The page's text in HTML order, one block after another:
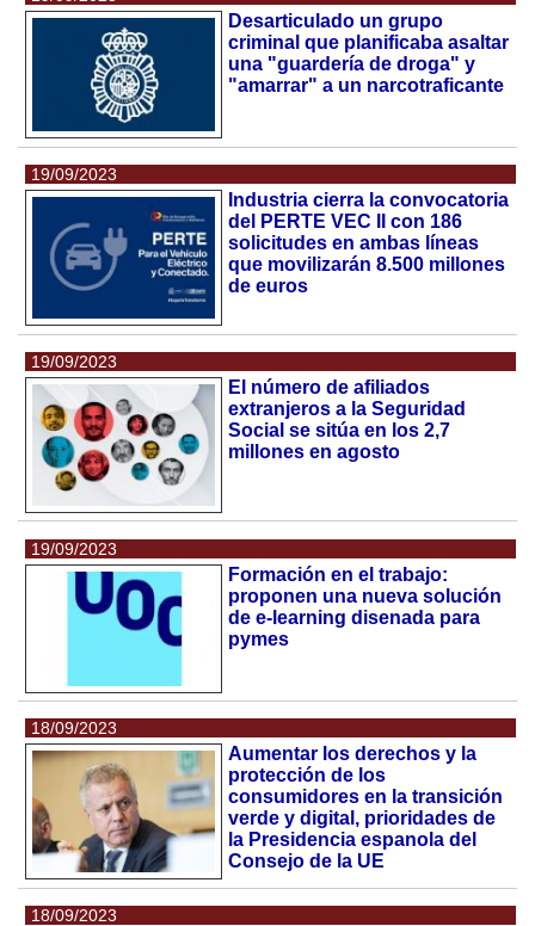
Desarticulado un grupo
criminal que planificaba asaltar
una "guardería de droga" y
"amarrar" a un narcotraficante
19/09/2023
Industria cierra la convocatoria
del PERTE VEC II con 186
solicitudes en ambas líneas
que movilizarán 8.500 millones
de euros
19/09/2023
El número de afiliados
extranjeros a la Seguridad
Social se sitúa en los 2,7
millones en agosto
19/09/2023
Formación en el trabajo:
proponen una nueva solución
de e-learning disenada para
pymes
18/09/2023
Aumentar los derechos y la
protección de los
consumidores en la transición
verde y digital, prioridades de
la Presidencia espanola del
Consejo de la UE
18/09/2023